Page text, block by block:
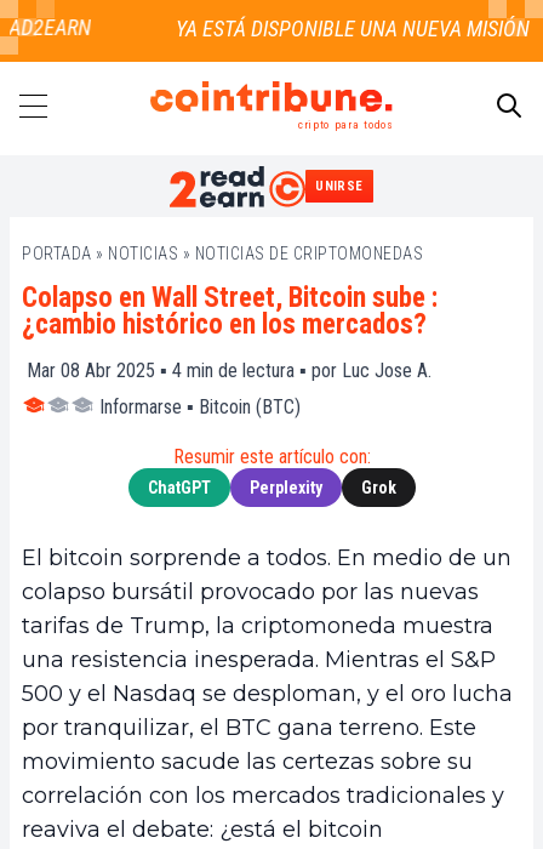
cripto para todos
UNIRSE
PORTADA » NOTICIAS » NOTICIAS DE CRIPTOMONEDAS
Colapso en Wall Street, Bitcoin sube :
¿cambio histórico en los mercados?
Mar 08 Abr 2025 ▪ 4 min de lectura ▪ por Luc Jose A.
Informarse ▪ Bitcoin (BTC)
Resumir este artículo con:
ChatGPT Perplexity Grok
El bitcoin sorprende a todos. En medio de un
colapso bursátil provocado por las nuevas
tarifas de Trump, la criptomoneda muestra
una resistencia inesperada. Mientras el S&P
500 y el Nasdaq se desploman, y el oro lucha
por tranquilizar, el BTC gana terreno. Este
movimiento sacude las certezas sobre su
correlación con los mercados tradicionales y
reaviva el debate: ¿está el bitcoin